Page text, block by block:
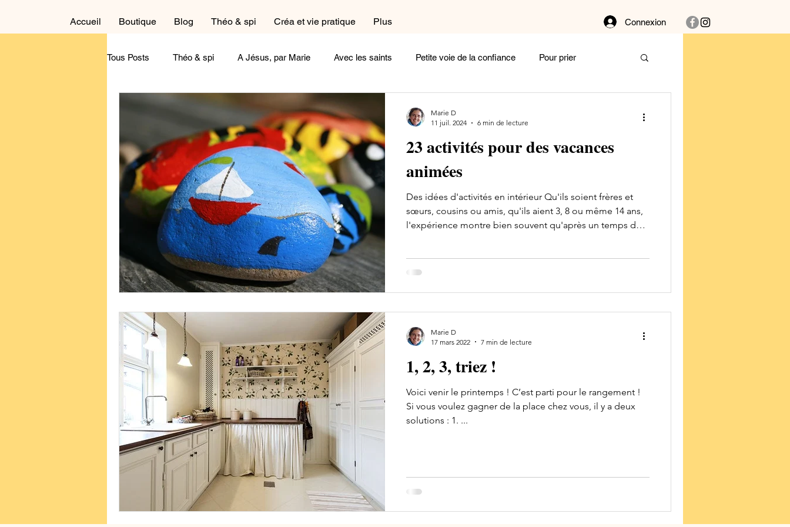
Accueil Boutique Blog Théo & spi Créa et vie pratique Plus Connexion
Tous Posts Théo & spi A Jésus, par Marie Avec les saints Petite voie de la confiance Pour prier
Autour du cycle liturgique Créa et vie pratique Dans le coin prière
Dans la salle de détente Réflexions Femme Homme Complémentaires Célibat Couple
Maternité Paternité Témoignages Arts et Histoire Cherchez la femme Ecoute et vibre !
Contemple ! A feuilleter Un peu de poésie Belle comme un coeur
Les fruits de l'Esprit
23 activités pour des vacances
animées
Des idées d'activités en intérieur Qu'ils soient frères et
sœurs, cousins ou amis, qu'ils aient 3, 8 ou même 14 ans,
l'expérience montre bien souvent qu'après un temps de
s'exacerbent et l'ambiance jusque-là paisible des
mésalliances, désobéissances, doléances multiples et
variées... Comment transformer les choses e
Marie D
11 juil. 2024
6 min de lecture
1, 2, 3, triez !
Voici venir le printemps ! C’est parti pour le rangement !
Si vous voulez gagner de la place chez vous, il y a deux
solutions : 1. ...
Marie D
17 mars 2022
7 min de lecture